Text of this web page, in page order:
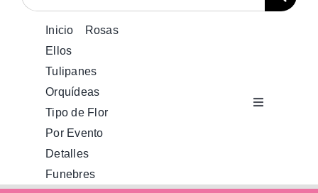
Toggle
Rosas
Inicio
Rosas
Ellos
Tulipanes
Orquídeas
Tipo de Flor
Por Evento
Detalles
Funebres